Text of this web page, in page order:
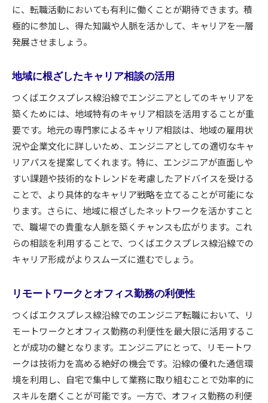
に、転職活動においても有利に働くことが期待できます。積
極的に参加し、得た知識や人脈を活かして、キャリアを一層
発展させましょう。
地域に根ざしたキャリア相談の活用
つくばエクスプレス線沿線でエンジニアとしてのキャリアを
築くためには、地域特有のキャリア相談を活用することが重
要です。地元の専門家によるキャリア相談は、地域の雇用状
況や企業文化に詳しいため、エンジニアとしての適切なキャ
リアパスを提案してくれます。特に、エンジニアが直面しや
すい課題や技術的なトレンドを考慮したアドバイスを受ける
ことで、より具体的なキャリア戦略を立てることが可能にな
ります。さらに、地域に根ざしたネットワークを活かすこと
で、職場での貴重な人脈を築くチャンスも広がります。これ
らの相談を利用することで、つくばエクスプレス線沿線での
キャリア形成がよりスムーズに進むでしょう。
リモートワークとオフィス勤務の利便性
つくばエクスプレス線沿線でのエンジニア転職において、リ
モートワークとオフィス勤務の利便性を最大限に活用するこ
とが成功の鍵となります。エンジニアにとって、リモートワ
ークは技術力を高める絶好の機会です。沿線の優れた通信環
境を利用し、自宅で集中して業務に取り組むことで効率的に
スキルを磨くことが可能です。一方で、オフィス勤務の利便